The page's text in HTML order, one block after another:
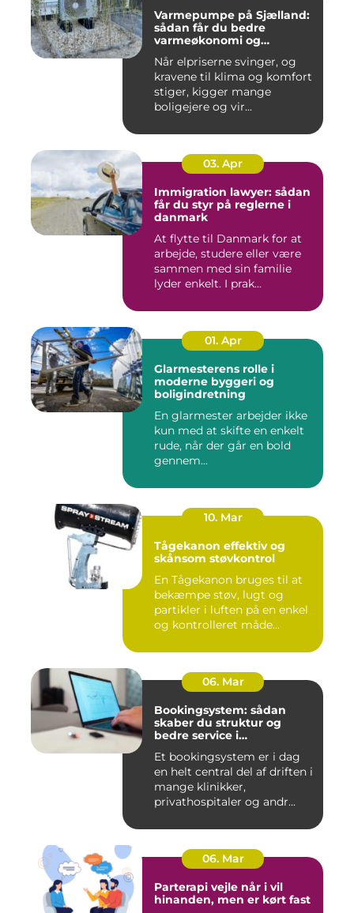
Varmepumpe på Sjælland:
sådan får du bedre
varmeøkonomi og
Når elpriserne svinger, og
kravene til klima og komfort
stiger, kigger mange
boligejere og vir...
03. Apr
Immigration lawyer: sådan
får du styr på reglerne i
danmark
At flytte til Danmark for at
arbejde, studere eller være
sammen med sin familie
lyder enkelt. I prak...
01. Apr
Glarmesterens rolle i
moderne byggeri og
boligindretning
En glarmester arbejder ikke
kun med at skifte en enkelt
rude, når der går en bold
gennem...
10. Mar
Tågekanon effektiv og
skånsom støvkontrol
En Tågekanon bruges til at
bekæmpe støv, lugt og
partikler i luften på en enkel
og kontrolleret måde...
06. Mar
Bookingsystem: sådan
skaber du struktur og
bedre service i
Et bookingsystem er i dag
en helt central del af driften i
mange klinikker,
privathospitaler og andr...
06. Mar
Parterapi vejle når i vil
hinanden, men er kørt fast